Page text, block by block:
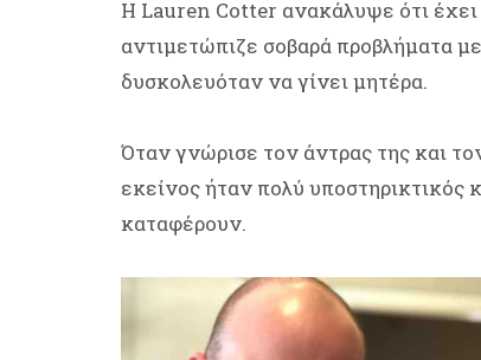
Η Lauren Cotter ανακάλυψε ότι έχει
αντιμετώπιζε σοβαρά προβλήματα με
δυσκολευόταν να γίνει μητέρα.
Όταν γνώρισε τον άντρας της και
εκείνος ήταν πολύ υποστηρικτικός
καταφέρουν.